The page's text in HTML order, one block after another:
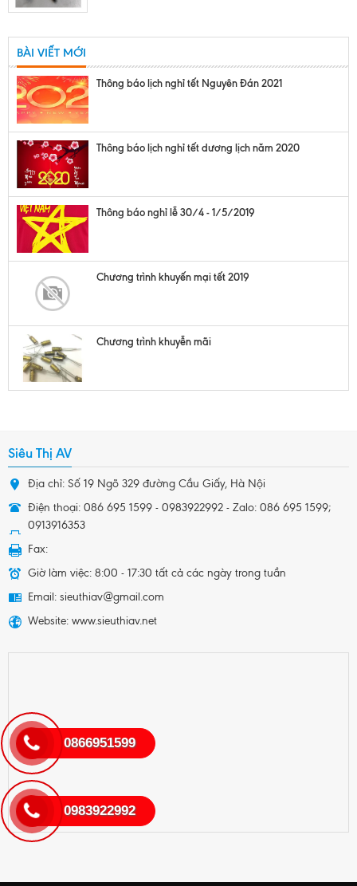
BÀI VIẾT MỚI
Thông báo lịch nghỉ tết Nguyên Đán 2021
Thông báo lịch nghỉ tết dương lịch năm 2020
Thông báo nghỉ lễ 30/4 - 1/5/2019
Chương trình khuyến mại tết 2019
Chương trình khuyễn mãi
Siêu Thị AV
Địa chỉ: Số 19 Ngõ 329 đường Cầu Giấy, Hà Nội
Điện thoại: 086 695 1599 - 0983922992 - Zalo: 086 695 1599;
0913916353
Fax:
Giờ làm việc: 8:00 - 17:30 tất cả các ngày trong tuần
Email: sieuthiav@gmail.com
Website: www.sieuthiav.net
0983922992
0866951599